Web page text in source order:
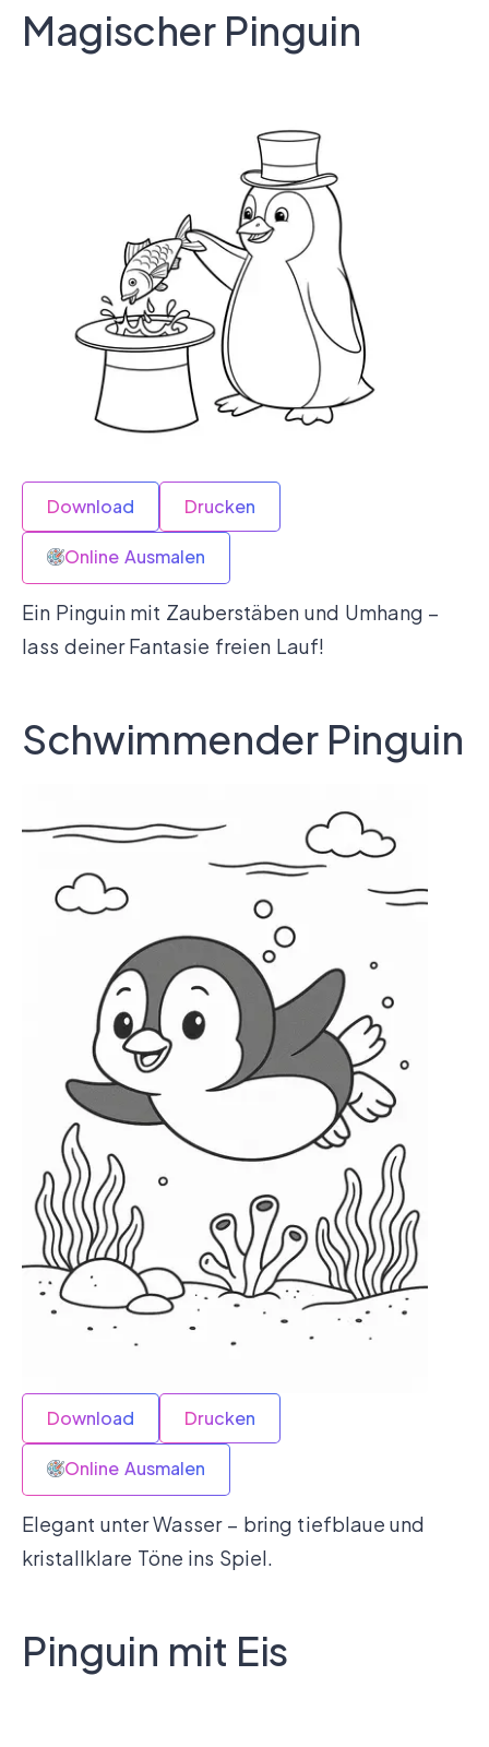
Magischer Pinguin
Download Drucken
Online Ausmalen
Ein Pinguin mit Zauberstäben und Umhang –
lass deiner Fantasie freien Lauf!
Schwimmender Pinguin
Download Drucken
Online Ausmalen
Elegant unter Wasser – bring tiefblaue und
kristallklare Töne ins Spiel.
Pinguin mit Eis